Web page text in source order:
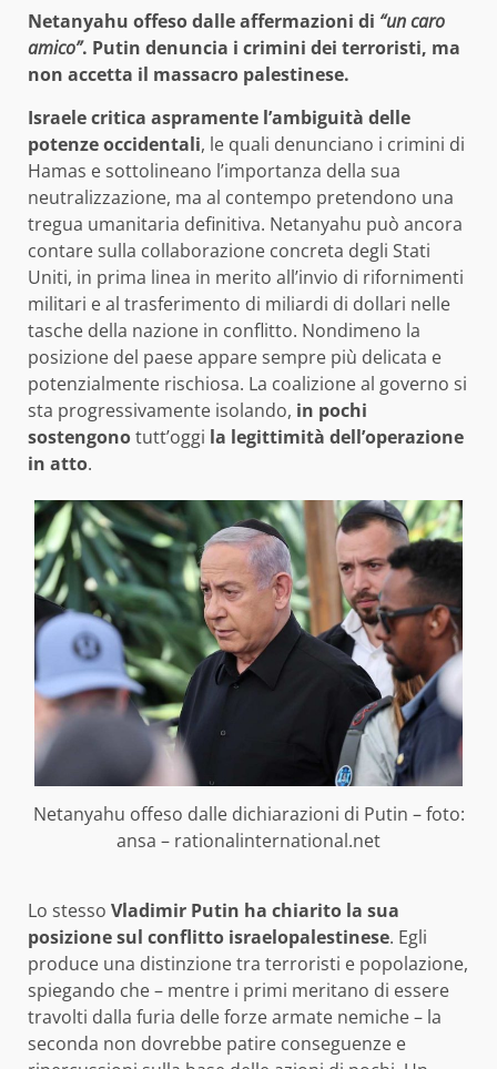
Netanyahu offeso dalle affermazioni di “un caro
amico”. Putin denuncia i crimini dei terroristi, ma
non accetta il massacro palestinese.
Israele critica aspramente l’ambiguità delle
potenze occidentali, le quali denunciano i crimini di
Hamas e sottolineano l’importanza della sua
neutralizzazione, ma al contempo pretendono una
tregua umanitaria definitiva. Netanyahu può ancora
contare sulla collaborazione concreta degli Stati
Uniti, in prima linea in merito all’invio di rifornimenti
militari e al trasferimento di miliardi di dollari nelle
tasche della nazione in conflitto. Nondimeno la
posizione del paese appare sempre più delicata e
potenzialmente rischiosa. La coalizione al governo si
sta progressivamente isolando, in pochi
sostengonotutt’oggi la legittimità dell’operazione
in atto.
Netanyahu offeso dalle dichiarazioni di Putin – foto:
ansa – rationalinternational.net
Lo stesso Vladimir Putin ha chiarito la sua
posizione sul conflitto israelopalestinese. Egli
produce una distinzione tra terroristi e popolazione,
spiegando che – mentre i primi meritano di essere
travolti dalla furia delle forze armate nemiche – la
seconda non dovrebbe patire conseguenze e